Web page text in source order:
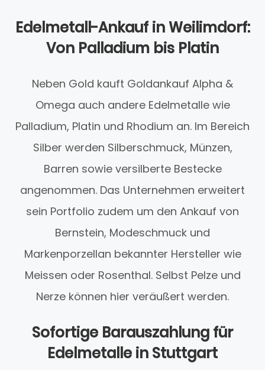
Edelmetall-Ankauf in Weilimdorf:
Von Palladium bis Platin
Neben Gold kauft Goldankauf Alpha &
Omega auch andere Edelmetalle wie
Palladium, Platin und Rhodium an. Im Bereich
Silber werden Silberschmuck, Münzen,
Barren sowie versilberte Bestecke
angenommen. Das Unternehmen erweitert
sein Portfolio zudem um den Ankauf von
Bernstein, Modeschmuck und
Markenporzellan bekannter Hersteller wie
Meissen oder Rosenthal. Selbst Pelze und
Nerze können hier veräußert werden.
Sofortige Barauszahlung für
Edelmetalle in Stuttgart